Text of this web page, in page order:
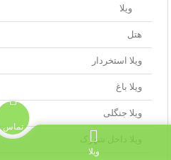
ویلا
هتل
ویلا استخردار
ویلا باغ
ویلا جنگلی
ویلا داخل شهرک
ویلا
تماس